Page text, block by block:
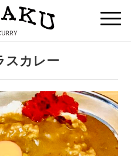
スカレー